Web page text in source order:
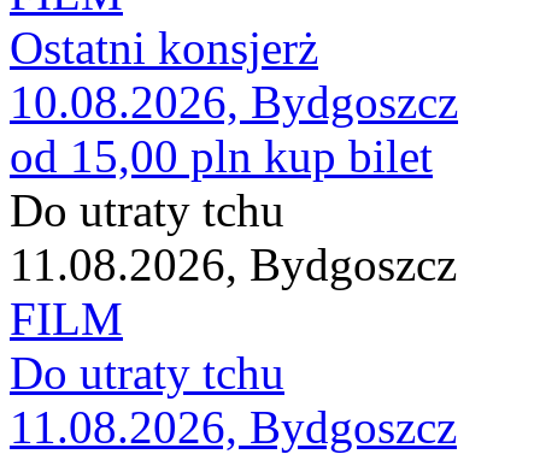
Ostatni konsjerż
10.08.2026, Bydgoszcz
od 15,00 pln kup bilet
Do utraty tchu
11.08.2026, Bydgoszcz
FILM
Do utraty tchu
11.08.2026, Bydgoszcz